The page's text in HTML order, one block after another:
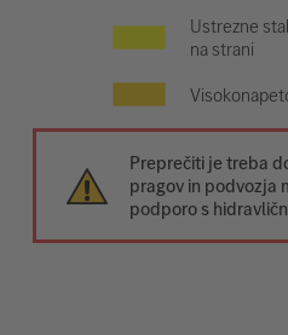
Ustrezne
na strani
Preprečiti je treba
pragov in podvozja
podporo s